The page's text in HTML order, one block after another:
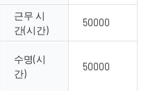
근무 시
간(시간)
50000
수명(시
간)
50000